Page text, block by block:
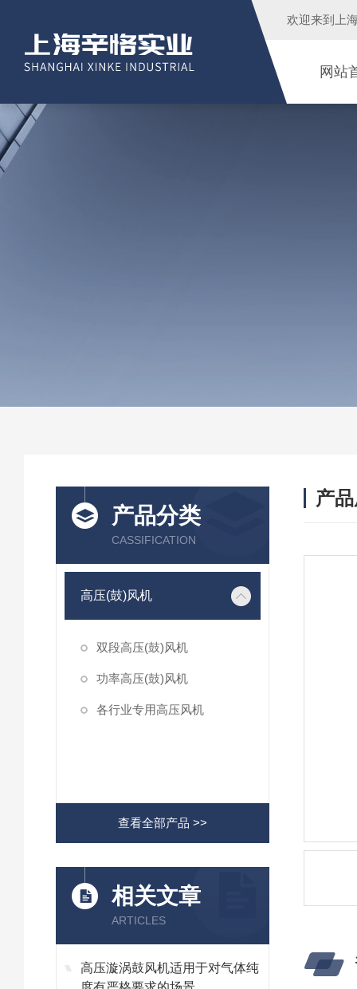
欢迎来到 上
网站
产品分类
CASSIFICATION
高压(鼓)风机
双段高压(鼓)风机
功率高压(鼓)风机
各行业专用高压风机
查看全部产品 >>
相关文章
ARTICLES
高压漩涡鼓风机适用于对气体纯
产